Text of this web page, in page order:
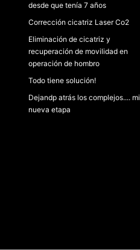
desde que tenía 7 años
Corrección cicatriz Laser Co2
Eliminación de cicatriz y
recuperación de movilidad en
operación de hombro
Todo tiene solución!
Dejandp atrás los complejos.... mi
nueva etapa